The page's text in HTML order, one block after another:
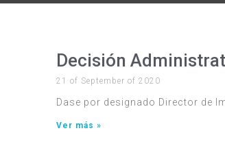
Decisión
21 of September of 2020
Dase por designado Director de
Ver más »